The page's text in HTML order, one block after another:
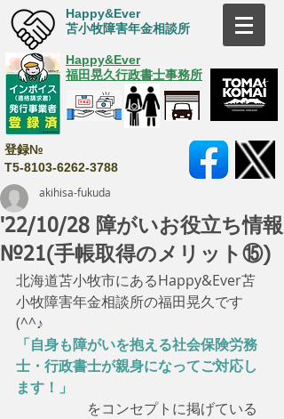
Happy&Ever
苫小牧障害年金相談所
Happy&Ever
福田晃久行政書士事務所
登録№
T5-8103-6262-3788
'22/10/28 障がいお役立ち情報
№21(手帳取得のメリット⑮)
akihisa-fukuda
北海道苫小牧市にあるHappy&Ever苫
小牧障害年金相談所の福田晃久です
(^^♪
「自身も障がいを抱える社会保険労務
士・行政書士が親身になってご対応し
ます！」
をコンセプトに掲げている